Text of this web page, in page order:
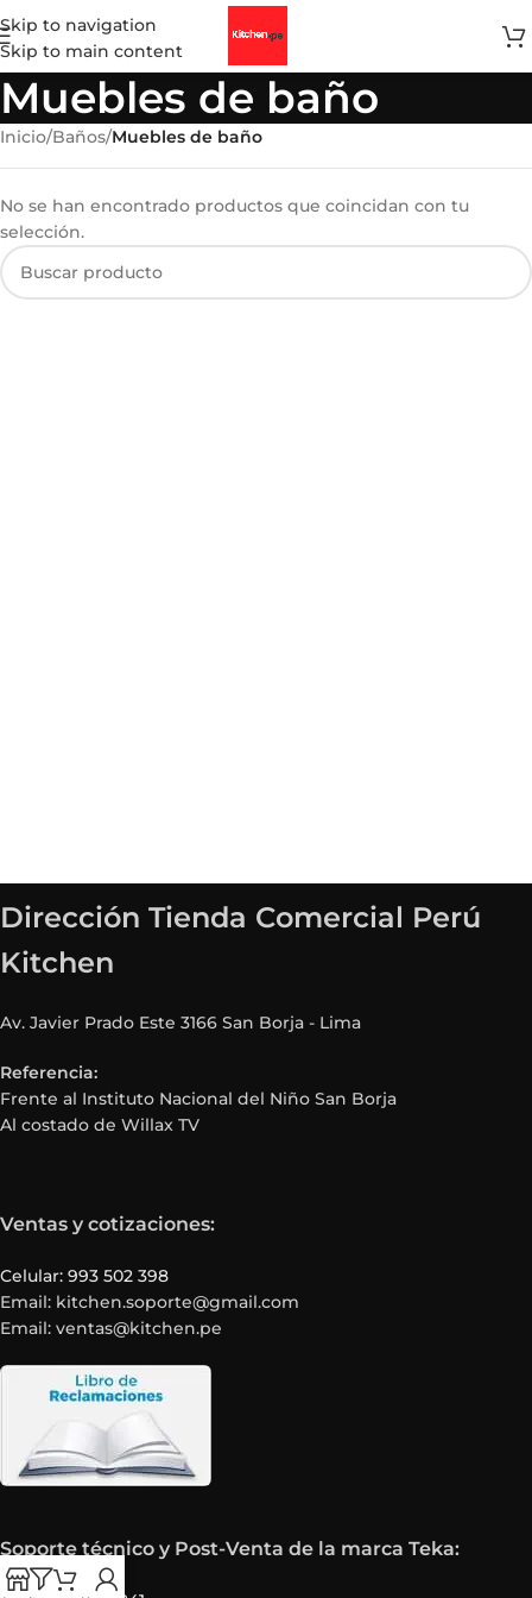
Skip to navigation
Skip to main content
Muebles de baño
Inicio/Baños/Muebles de baño
No se han encontrado productos que coincidan con tu
selección.
Dirección Tienda Comercial Perú
Kitchen
Av. Javier Prado Este 3166 San Borja - Lima
Referencia:
Frente al Instituto Nacional del Niño San Borja
Al costado de Willax TV
Ventas y cotizaciones:
Celular: 993 502 398
Email: kitchen.soporte@gmail.com
Email: ventas@kitchen.pe
Soporte técnico y Post-Venta de la marca Teka: